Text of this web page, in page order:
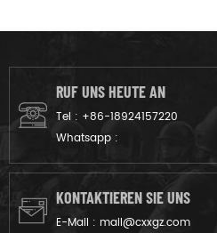
Schutz in den Missionen.
RUF UNS HEUTE AN
Tel : +86-18924157220
Whatsapp :
KONTAKTIEREN SIE UNS
E-Mail : mail@cxxgz.com